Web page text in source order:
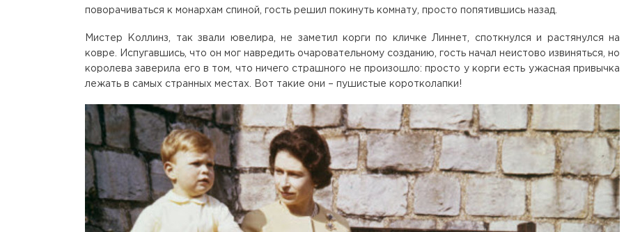
поворачиваться к монархам спиной, гость решил покинуть комнату, просто попятившись назад.
Мистер Коллинз, так звали ювелира, не заметил корги по кличке Линнет, споткнулся и растянулся на
ковре. Испугавшись, что он мог навредить очаровательному созданию, гость начал неистово извиняться, но
королева заверила его в том, что ничего страшного не произошло: просто у корги есть ужасная привычка
лежать в самых странных местах. Вот такие они – пушистые коротколапки!